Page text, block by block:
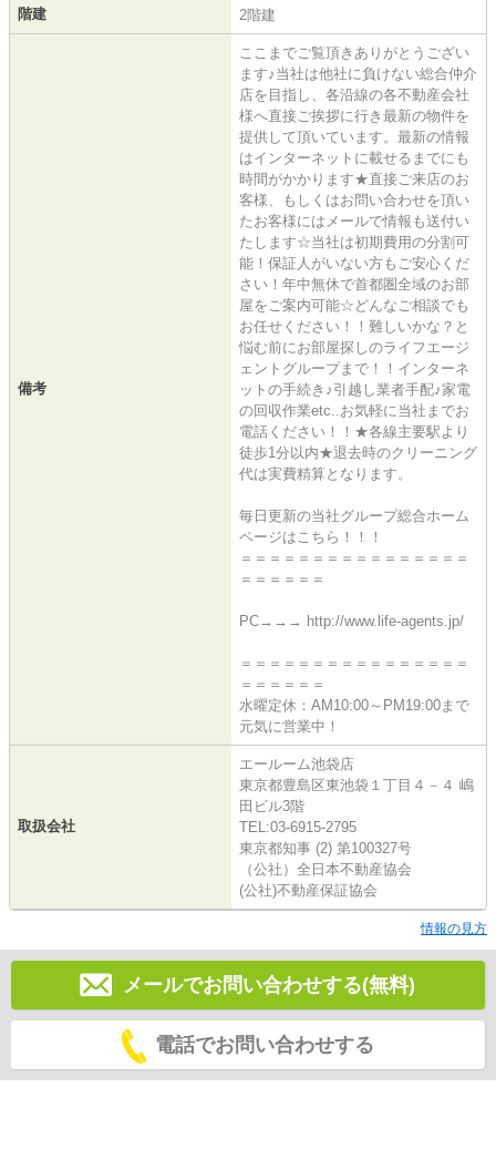
階建 2階建
備考
ここまでご覧頂きありがとうござい
ます♪当社は他社に負けない総合仲介
店を目指し、各沿線の各不動産会社
様へ直接ご挨拶に行き最新の物件を
提供して頂いています。最新の情報
はインターネットに載せるまでにも
時間がかかります★直接ご来店のお
客様、もしくはお問い合わせを頂い
たお客様にはメールで情報も送付い
たします☆当社は初期費用の分割可
能！保証人がいない方もご安心くだ
さい！年中無休で首都圏全域のお部
屋をご案内可能☆どんなご相談でも
お任せください！！難しいかな？と
悩む前にお部屋探しのライフエージ
ェントグループまで！！インターネ
ットの手続き♪引越し業者手配♪家電
の回収作業etc..お気軽に当社までお
電話ください！！★各線主要駅より
徒歩1分以内★退去時のクリーニング
代は実費精算となります。
毎日更新の当社グループ総合ホーム
ページはこちら！！！
＝＝＝＝＝＝＝＝＝＝＝＝＝＝＝＝
＝＝＝＝＝＝
PC→→→ http://www.life-agents.jp/
＝＝＝＝＝＝＝＝＝＝＝＝＝＝＝＝
＝＝＝＝＝＝
水曜定休：AM10:00～PM19:00まで
元気に営業中！
取扱会社
エールーム池袋店
東京都豊島区東池袋１丁目４－４ 嶋
田ビル3階
TEL:03-6915-2795
東京都知事 (2) 第100327号
（公社）全日本不動産協会
(公社)不動産保証協会
情報の見方
メールでお問い合わせする(無料)
電話でお問い合わせする